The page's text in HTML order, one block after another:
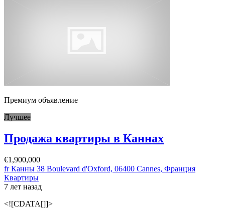
Премиум объявление
Лучшее
Продажа квартиры в Каннах
€1,900,000
fr Канны 38 Boulevard d'Oxford, 06400 Cannes, Франция
Квартиры
7 лет назад
<![CDATA[]]>